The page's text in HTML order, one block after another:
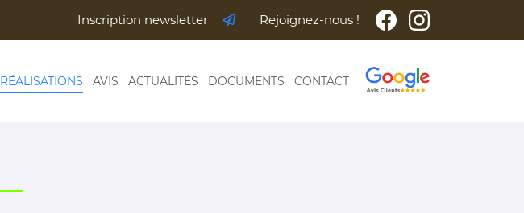
Inscription newsletter Rejoignez-nous !
RÉALISATIONS AVIS ACTUALITÉS DOCUMENTS CONTACT